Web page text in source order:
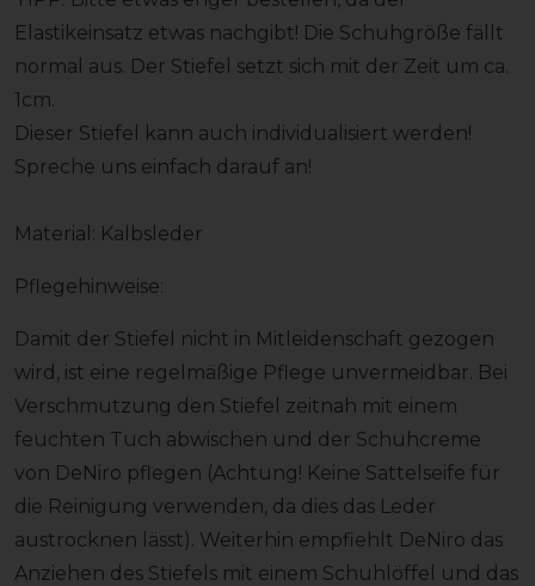
Elastikeinsatz etwas nachgibt! Die Schuhgröße fällt
normal aus. Der Stiefel setzt sich mit der Zeit um ca.
1cm.
Dieser Stiefel kann auch individualisiert werden!
Spreche uns einfach darauf an!
Material: Kalbsleder
Pflegehinweise:
Damit der Stiefel nicht in Mitleidenschaft gezogen
wird, ist eine regelmäßige Pflege unvermeidbar. Bei
Verschmutzung den Stiefel zeitnah mit einem
feuchten Tuch abwischen und der Schuhcreme
von DeNiro pflegen (Achtung! Keine Sattelseife für
die Reinigung verwenden, da dies das Leder
austrocknen lässt). Weiterhin empfiehlt DeNiro das
Anziehen des Stiefels mit einem Schuhlöffel und das